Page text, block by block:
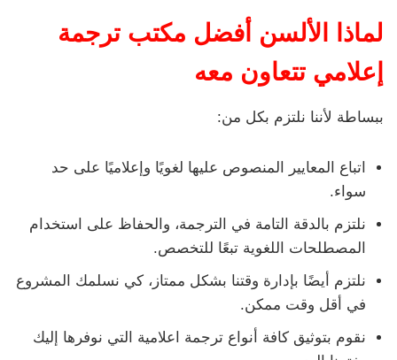
لماذا الألسن أفضل مكتب ترجمة
إعلامي تتعاون معه
ببساطة لأننا نلتزم بكل من:
اتباع المعايير المنصوص عليها لغويًا وإعلاميًا على حد
سواء.
نلتزم بالدقة التامة في الترجمة، والحفاظ على استخدام
المصطلحات اللغوية تبعًا للتخصص.
نلتزم أيضًا بإدارة وقتنا بشكل ممتاز، كي نسلمك المشروع
في أقل وقت ممكن.
نقوم بتوثيق كافة أنواع ترجمة اعلامية التي نوفرها إليك